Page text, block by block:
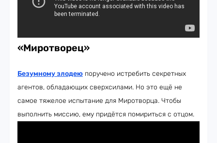
«Миротворец»
Безумному злодею поручено истребить секретных
агентов, обладающих сверхсилами. Но это ещё не
самое тяжелое испытание для Миротворца. Чтобы
выполнить миссию, ему придётся помириться с отцом.